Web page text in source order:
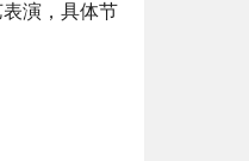
演，具体节